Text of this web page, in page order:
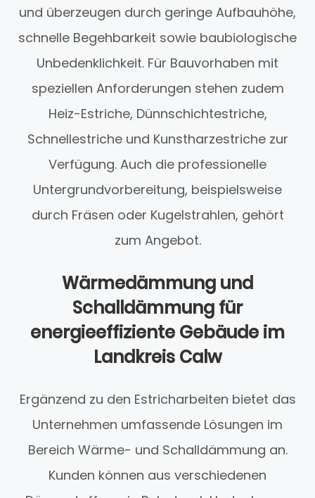
und überzeugen durch geringe Aufbauhöhe,
schnelle Begehbarkeit sowie baubiologische
Unbedenklichkeit. Für Bauvorhaben mit
speziellen Anforderungen stehen zudem
Heiz-Estriche, Dünnschichtestriche,
Schnellestriche und Kunstharzestriche zur
Verfügung. Auch die professionelle
Untergrundvorbereitung, beispielsweise
durch Fräsen oder Kugelstrahlen, gehört
zum Angebot.
Wärmedämmung und
Schalldämmung für
energieeffiziente Gebäude im
Landkreis Calw
Ergänzend zu den Estricharbeiten bietet das
Unternehmen umfassende Lösungen im
Bereich Wärme- und Schalldämmung an.
Kunden können aus verschiedenen